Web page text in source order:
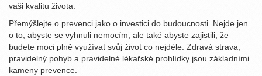
vaši kvalitu života.
Přemýšlejte o prevenci jako o investici do budoucnosti. Nejde jen
o to, abyste se vyhnuli nemocím, ale také abyste zajistili, že
budete moci plně využívat svůj život co nejdéle. Zdravá strava,
pravidelný pohyb a pravidelné lékařské prohlídky jsou základními
kameny prevence.